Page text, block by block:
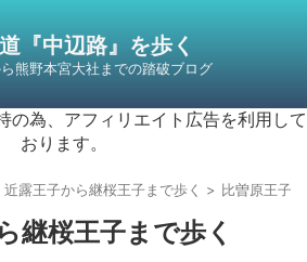
『中辺路』を歩く
熊野本宮大社までの踏破ブログ
の為、アフィリエイト広告を利用して
おります。
近露王子から継桜王子まで歩く > 比曽原王子
継桜王子まで歩く